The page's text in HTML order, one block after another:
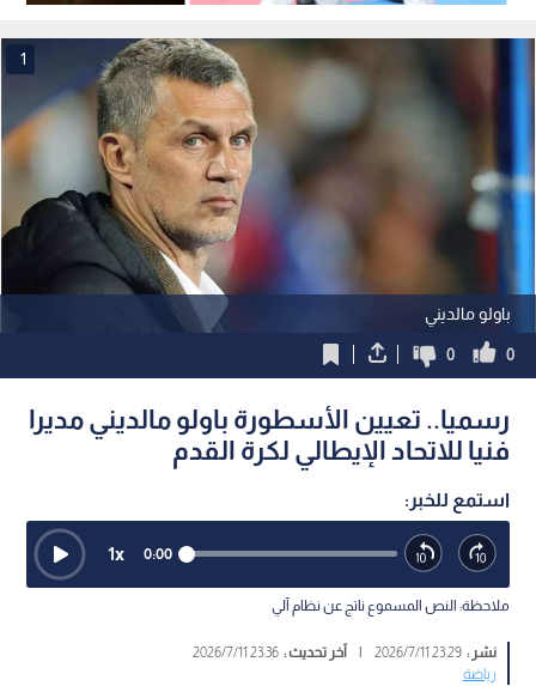
باولو مالديني
1
0
0
رسميا.. تعيين الأسطورة باولو مالديني مديرا
فنيا للاتحاد الإيطالي لكرة القدم
استمع للخبر:
0:00
1x
ملاحظة: النص المسموع ناتج عن نظام آلي
نشر :23:29 2026/7/11
| آخر تحديث :23:36 2026/7/11
رياضة